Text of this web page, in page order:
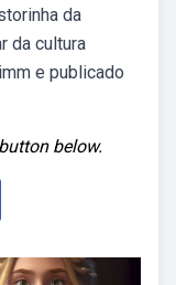
da
da cultura
e publicado
below.